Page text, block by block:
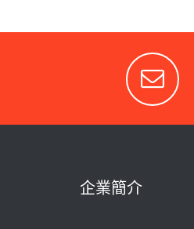
企業簡介